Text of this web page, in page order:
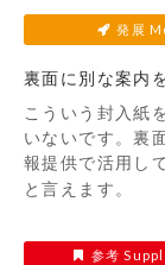
発展
裏面に別な案内
こういう封入紙
いないです。裏
報提供で活用し
と言えます。
参考